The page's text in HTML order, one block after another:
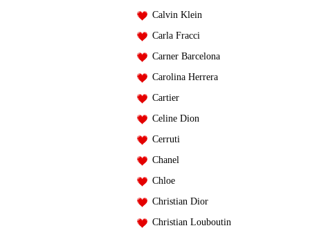
Calvin Klein
Carla Fracci
Carner Barcelona
Carolina Herrera
Cartier
Celine Dion
Cerruti
Chanel
Chloe
Christian Dior
Christian Louboutin